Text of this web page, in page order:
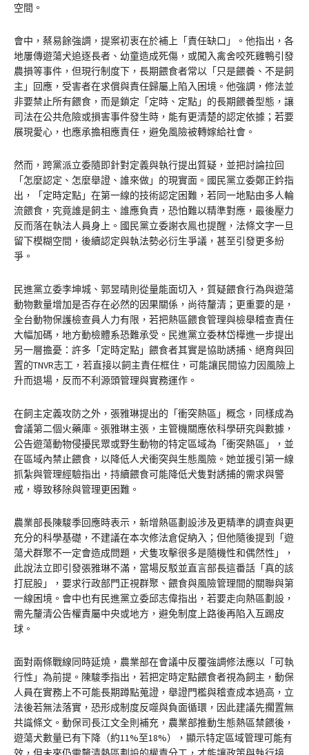
空間。
會中，蔡易餘強調，提案初衷在於補上「責任缺口」。他指出，各
地屢傳遊蕩犬追逐長者、幼童造成死傷，或闖入禽舍咬死雞鴨引發
農損等事件，但現行制度下，長期餵食者常以「只是餵養、不是飼
主」回應，受害者在求償與責任歸屬上陷入困境。他強調，修法並
非要禁止所有餵食，而是鎖定「定時、定點」的長期餵養型態，讓
司法在公共危險或損害事件發生時，能有更清楚的認定依據；若要
展現愛心，也應承擔相應責任，避免風險被轉嫁給社會。
然而，跨黨派立委隨即針對定義與執行提出質疑，並把討論拉回
「怎麼認定、怎麼舉證、誰來做」的現實面。國民黨立委鄭正鈐指
出，「定時定點」在第一線的技術認定困難，若同一地點由多人輪
流餵食，究竟誰是飼主、誰應負責，恐怕難以精準對應，最後壓力
反而落在執法人員身上。國民黨立委謝衣鳯也提醒，法條文字一旦
留下模糊空間，後續認定與執法勢必衍生爭議，甚至引發更多紛
爭。
民進黨立委李坤城、郭昱晴則從量能面切入，質疑餵食行為與遊蕩
動物數量增加是否存在必然的因果關係，尚待釐清；更重要的是，
全台動物保護檢查員人力有限，若把熱區餵食管理與檢舉稽查責任
大幅加碼，地方動檢體系恐難承受。民進黨立委林岱樺進一步提出
另一層擔憂：許多「定時定點」餵食者其實是協助誘捕、絕育與回
置的TNVR志工，若直接以飼主責任框住，可能讓民間協力因風險上
升而退場，反而不利源頭管理與實務運作。
在飼主定義攻防之外，張雅琳提出的「衝突熱區」概念，同樣成為
會議第二個火藥庫。張雅琳主張，主管機關應依科學研究與數據，
公告遊蕩動物侵擾民眾或野生動物的特定區域為「衝突熱區」，並
在區域內禁止餵食，以降低人犬衝突與生態風險。她並援引第一線
抓紮與管理經驗指出，持續餵食可能降低犬隻對誘捕的需求與警
戒，導致移除與管理更困難。
農業部長陳駿季回應時表示，新增熱區劃設涉及更精準的調查與更
充分的科學基礎，不建議在本次修法倉促納入；但他隨後提到「遊
蕩犬群聚不一定會造成問題，犬隻攻擊很多是隨機性和偶然性」，
此說法立即引發張雅琳不滿，當場反駁並直言部長這番話「真的該
打屁股」，要求行政部門正視群聚、餵食與風險管理間的關聯與第
一線困境。會中也有民進黨立委邱志偉指出，若要走向熱區劃設，
需先釐清公告權責屬中央或地方，避免制度上路後再陷入互踢皮
球。
面對兩條戰線同時延燒，農業部在會議中反覆強調修法應以「可執
行性」為前提。陳駿季指出，若把定時定點餵食者視為飼主，動保
人員在實務上不可能長期蹲點蒐證，舉證門檻與稽查成本過高，立
法後若無法落實，恐形成制度反噬與負面循環，因此建議先擱置無
共識條文。動保司長江文全則補充，農業部推動生態熱區禁餵後，
遊蕩犬數量已有下降（約11%至18%），顯示特定區域管理可能有